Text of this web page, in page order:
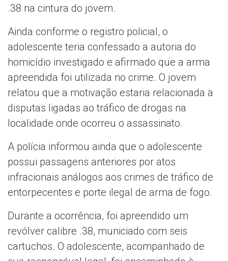
.38 na cintura do jovem.
Ainda conforme o registro policial, o
adolescente teria confessado a autoria do
homicídio investigado e afirmado que a arma
apreendida foi utilizada no crime. O jovem
relatou que a motivação estaria relacionada a
disputas ligadas ao tráfico de drogas na
localidade onde ocorreu o assassinato.
A polícia informou ainda que o adolescente
possui passagens anteriores por atos
infracionais análogos aos crimes de tráfico de
entorpecentes e porte ilegal de arma de fogo.
Durante a ocorrência, foi apreendido um
revólver calibre .38, municiado com seis
cartuchos. O adolescente, acompanhado de